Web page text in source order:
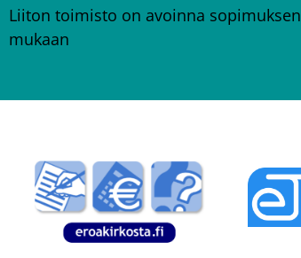
Liiton toimisto on avoinna sopimuksen
mukaan